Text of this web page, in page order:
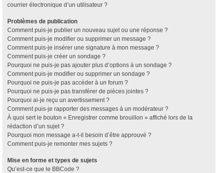
courrier électronique d’un utilisateur ?
Problèmes de publication
Comment puis-je publier un nouveau sujet ou une réponse ?
Comment puis-je modifier ou supprimer un message ?
Comment puis-je insérer une signature à mon message ?
Comment puis-je créer un sondage ?
Pourquoi ne puis-je pas ajouter plus d’options à un sondage ?
Comment puis-je modifier ou supprimer un sondage ?
Pourquoi ne puis-je pas accéder à un forum ?
Pourquoi ne puis-je pas transférer de pièces jointes ?
Pourquoi ai-je reçu un avertissement ?
Comment puis-je rapporter des messages à un modérateur ?
À quoi sert le bouton « Enregistrer comme brouillon » affiché lors de la
rédaction d’un sujet ?
Pourquoi mon message a-t-il besoin d’être approuvé ?
Comment puis-je remonter mes sujets ?
Mise en forme et types de sujets
Qu’est-ce que le BBCode ?